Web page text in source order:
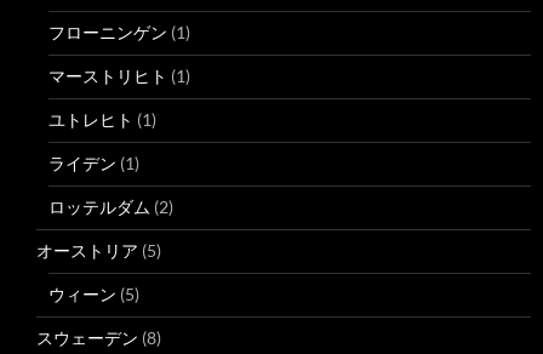
フローニンゲン (1)
マーストリヒト (1)
ユトレヒト (1)
ライデン (1)
ロッテルダム (2)
オーストリア (5)
ウィーン (5)
スウェーデン (8)